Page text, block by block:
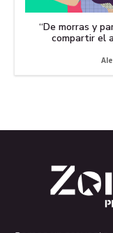
“De morras y
compartir el